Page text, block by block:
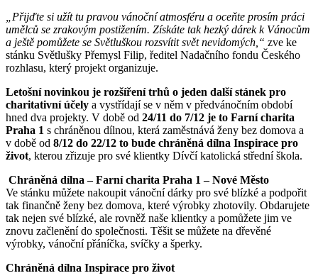
„Přijďte si užít tu pravou vánoční atmosféru a oceňte prosím práci
umělců se zrakovým postižením. Získáte tak hezký dárek k Vánocům
a ještě pomůžete se Světluškou rozsvítit svět nevidomých,“ zve ke
stánku Světlušky Přemysl Filip, ředitel Nadačního fondu Českého
rozhlasu, který projekt organizuje.
Letošní novinkou je rozšíření trhů o jeden další stánek pro
charitativní účely a vystřídají se v něm v předvánočním období
hned dva projekty. V době od 24/11 do 7/12 je to Farní charita
Praha 1 s chráněnou dílnou, která zaměstnává ženy bez domova a
v době od 8/12 do 22/12 to bude chráněná dílna Inspirace pro
život, kterou zřizuje pro své klientky Dívčí katolická střední škola.
Chráněná dílna – Farní charita Praha 1 – Nové Město
Ve stánku můžete nakoupit vánoční dárky pro své blízké a podpořit
tak finančně ženy bez domova, které výrobky zhotovily. Obdarujete
tak nejen své blízké, ale rovněž naše klientky a pomůžete jim ve
znovu začlenění do společnosti. Těšit se můžete na dřevěné
výrobky, vánoční přáníčka, svíčky a šperky.
Chráněná dílna Inspirace pro život